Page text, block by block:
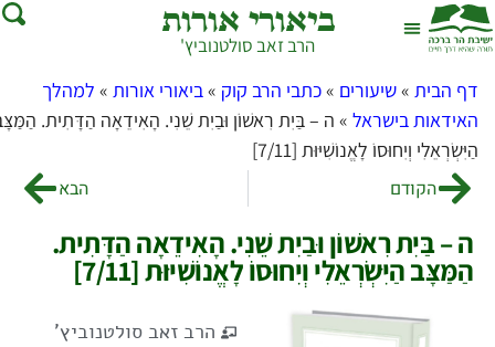
ביאורי אורות
הרב זאב סולטנוביץ'
דף הבית» שיעורים» כתבי הרב קוק» ביאורי אורות» למהלך
האידאות בישראל» ה – בַּיִת רִאשׁוֹן וּבַיִת שֵׁנִי. הָאִידֵאָה הַדָּתִית. הַמַּצָּב
הַיִּשְׂרְאֵלִי וְיִחוּסוֹ לָאֱנוֹשִׁיּוּת [7/11]
הקודם הבא
ה – בַּיִת רִאשׁוֹן וּבַיִת שֵׁנִי. הָאִידֵאָה הַדָּתִית.
הַמַּצָּב הַיִּשְׂרְאֵלִי וְיִחוּסוֹ לָאֱנוֹשִׁיּוּת [7/11]
הרב זאב סולטנוביץ'